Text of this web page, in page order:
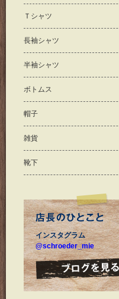
Ｔシャツ
長袖シャツ
半袖シャツ
ボトムス
帽子
雑貨
靴下
インスタグラム
@schroeder_mie